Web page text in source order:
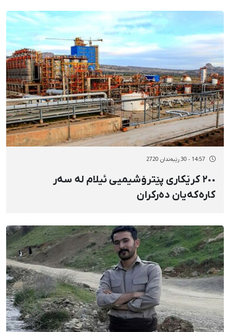
14:57 - 30 رێبەندان 2720
٢٠٠ کرێکاری پێترۆشیمیی ئیلام لە سەر
کارەکەیان دەرکران